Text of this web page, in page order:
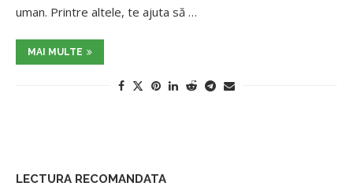
uman. Printre altele, te ajuta să …
MAI MULTE
LECTURA RECOMANDATA